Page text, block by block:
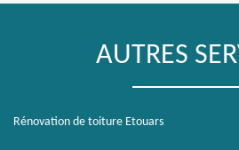
AUTRES
Rénovation de toiture Etouars